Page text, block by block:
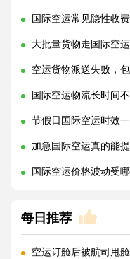
国际空运常见隐性收费有
大批量货物走国际空运，
空运货物派送失败，包裹
国际空运物流长时间不更
节假日国际空运时效一
加急国际空运真的能
国际空运价格波动受哪
每日推荐
空运订舱后被航司甩舱，